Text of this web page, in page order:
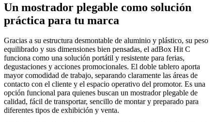
Un mostrador plegable como solución
práctica para tu marca
Gracias a su estructura desmontable de aluminio y plástico, su peso
equilibrado y sus dimensiones bien pensadas, el adBox Hit C
funciona como una solución portátil y resistente para ferias,
degustaciones y acciones promocionales. El doble tablero aporta
mayor comodidad de trabajo, separando claramente las áreas de
contacto con el cliente y el espacio operativo del promotor. Es una
opción funcional para quienes buscan un mostrador plegable de
calidad, fácil de transportar, sencillo de montar y preparado para
diferentes tipos de exhibición y venta.